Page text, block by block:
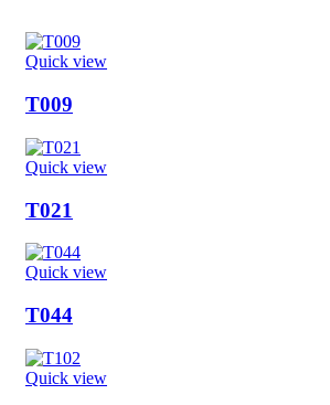
Quick view
T009
Quick view
T021
Quick view
T044
Quick view